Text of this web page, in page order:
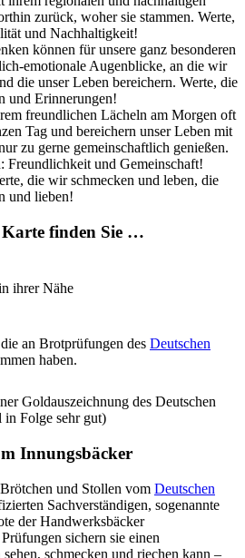
zurück, woher sie stammen. Werte,
und Nachhaltigkeit!
können für unsere ganz besonderen
emotionale Augenblicke, an die wir
die unser Leben bereichern. Werte, die
und Erinnerungen!
freundlichen Lächeln am Morgen oft
Tag und bereichern unser Leben mit
zu gerne gemeinschaftlich genießen.
Freundlichkeit und Gemeinschaft!
die wir schmecken und leben, die
und lieben!
finden Sie …
ihrer Nähe
an Brotprüfungen des Deutschen
haben.
Goldauszeichnung des Deutschen
Folge sehr gut)
Innungsbäcker
und Stollen vom Deutschen
Sachverständigen, sogenannte
der Handwerksbäcker
sichern sie einen
schmecken und riechen kann –